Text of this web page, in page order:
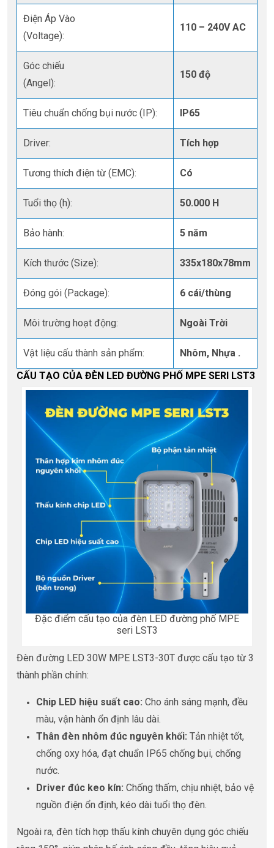
Điện Áp Vào
(Voltage):
110 – 240V AC
Góc chiếu
(Angel):
150 độ
Tiêu chuẩn chống bụi nước (IP): IP65
Driver: Tích hợp
Tương thích điện từ (EMC): Có
Tuổi thọ (h): 50.000 H
Bảo hành: 5 năm
Kích thước (Size): 335x180x78mm
Đóng gói (Package): 6 cái/thùng
Môi trường hoạt động: Ngoài Trời
Vật liệu cấu thành sản phẩm:
Nhôm, Nhựa .
CẤU TẠO CỦA ĐÈN LED ĐƯỜNG PHỐ MPE SERI LST3
Đặc điểm cấu tạo của đèn LED đường phố MPE
seri LST3
Đèn đường LED 30W MPE LST3-30T được cấu tạo từ 3
thành phần chính:
Chip LED hiệu suất cao: Cho ánh sáng mạnh, đều
màu, vận hành ổn định lâu dài.
Thân đèn nhôm đúc nguyên khối: Tản nhiệt tốt,
chống oxy hóa, đạt chuẩn IP65 chống bụi, chống
nước.
Driver đúc keo kín: Chống thấm, chịu nhiệt, bảo vệ
nguồn điện ổn định, kéo dài tuổi thọ đèn.
Ngoài ra, đèn tích hợp thấu kính chuyên dụng góc chiếu